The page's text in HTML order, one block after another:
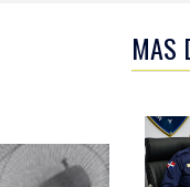
MAS